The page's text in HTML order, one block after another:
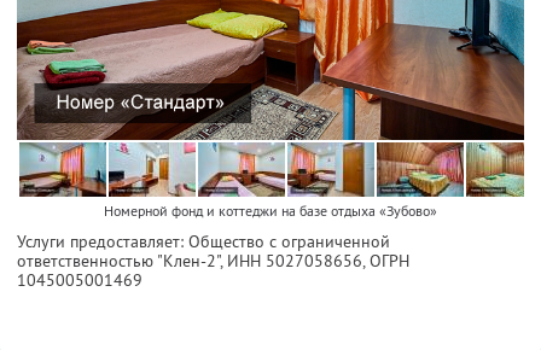
Номерной фонд и коттеджи на базе отдыха «Зубово»
Услуги предоставляет: Общество с ограниченной
ответственностью "Клен-2", ИНН 5027058656, ОГРН
1045005001469